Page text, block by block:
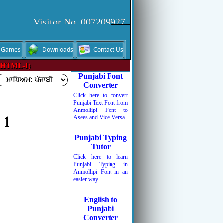
Visitor No. 007209927
Games Downloads Contact Us
HTML-I)
Punjabi Font
Converter
Click here to convert
Punjabi Text Font from
Anmollipi Font to
Asees and Vice-Versa.
Punjabi Typing
Tutor
Click here to learn
Punjabi Typing in
Anmollipi Font in an
easier way.
English to
Punjabi
Converter